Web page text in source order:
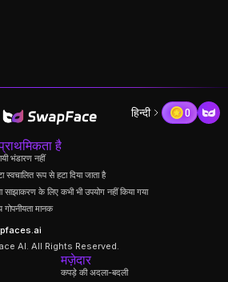
हिन्दी 0
है
भंडारण नहीं
रूप से हटा दिया जाता है
के लिए कभी भी उपयोग नहीं किया गया
मानक
AI. All Rights Reserved.
मज़ेदार
कपड़े की अदला-बदली